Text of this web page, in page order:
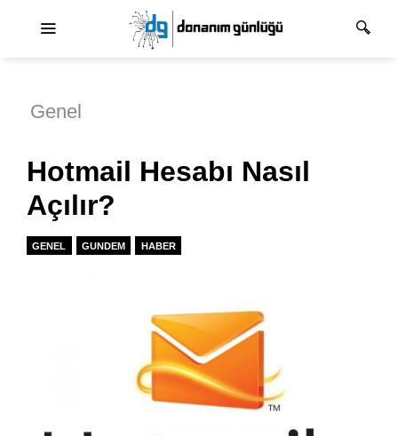
Genel
Hotmail Hesabı Nasıl
Açılır?
GENEL GUNDEM HABER